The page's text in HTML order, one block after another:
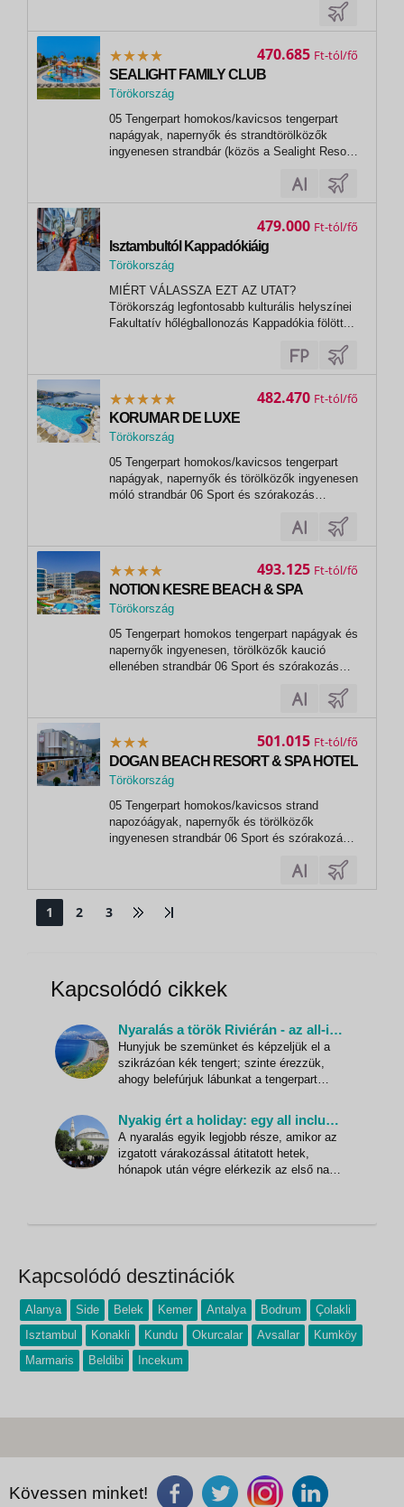
szórakozás ingyenesen animációs programok
show-műsorok szauna hammam fitneszterem
SEALIGHT FAMILY CLUB
Törökország
Kusadasi
05 Tengerpart homokos/kavicsos tengerpart
napágyak, napernyők és strandtörölközők
ingyenesen strandbár (közös a Sealight Resort
Sport és szórakozás ingyenesen animációs
programok alkalmanként élőzene asztalitenisz
470.685 Ft
Isztambultól Kappadókiáig
Törökország
, Selcuk
MIÉRT VÁLASSZA EZT AZ UTAT?
Törökország legfontosabb kulturális helyszínei
Fakultatív hőlégballonozás Kappadókia fölött...
479.000 Ft
KORUMAR DE LUXE
Törökország
Kusadasi
05 Tengerpart homokos/kavicsos tengerpart
napágyak, napernyők és törölközők ingyenesen
móló strandbár 06 Sport és szórakozás
programok törökfürdő szauna pezsgőfürdő
fitneszterem paddel tenisz (felszerelés és
aerobic...
482.470 Ft
NOTION KESRE BEACH & SPA
Törökország
Kusadasi
05 Tengerpart homokos tengerpart napágyak és
napernyők ingyenesen, törölközők kaució
ellenében strandbár 06 Sport és szórakozás
(kezelések térítés ellenében) szauna röplabda
kosárlabda 07 Sport és szórakozás térítés
493.125 Ft
DOGAN BEACH RESORT & SPA HOTEL
Törökország
Kusadasi
05 Tengerpart homokos/kavicsos strand
napozóágyak, napernyők és törölközők
ingyenesen strandbár 06 Sport és szórakozás
strandröplabda 07 Sport és szórakozás térítés
ellenében spa-központ vízi sportok a strandon
501.015 Ft
1 2 3
Kapcsolódó cikkek
Nyaralás a török Riviérán - az all-inclusive életérzés!
Hunyjuk be szemünket és képzeljük el a
szikrázóan kék tengert; szinte érezzük,
ahogy belefúrjuk lábunkat a tengerpart
levegőt és kimondhatjuk: ó, török Riviéra!
Akárhogyan is színezi ki az ember
képzelete a törökországi vakációt, a
valóság még annál is gazdagabb él
Nyakig ért a holiday: egy all inclusive nap története Törökországban
A nyaralás egyik legjobb része, amikor az
izgatott várakozással átitatott hetek,
hónapok után végre elérkezik az első nap,
Kapcsolódó desztinációk
Alanya Side Belek Kemer Antalya Bodrum
Çolakli
Isztambul
Konakli Kundu Okurcalar Avsallar
Kumköy
Marmaris
Beldibi Incekum
Kövessen minket!